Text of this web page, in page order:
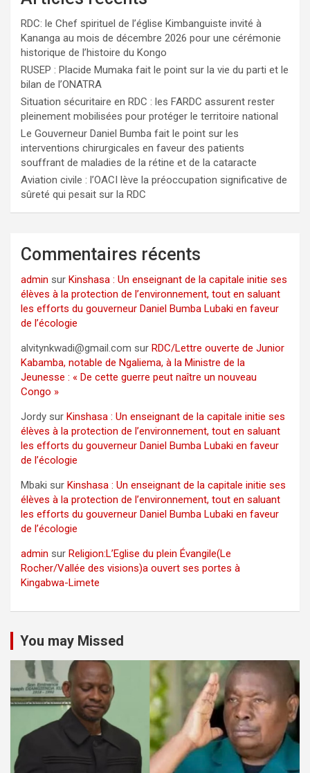
RDC: le Chef spirituel de l’église Kimbanguiste invité à
Kananga au mois de décembre 2026 pour une cérémonie
historique de l’histoire du Kongo
RUSEP : Placide Mumaka fait le point sur la vie du parti et le
bilan de l’ONATRA
Situation sécuritaire en RDC : les FARDC assurent rester
pleinement mobilisées pour protéger le territoire national
Le Gouverneur Daniel Bumba fait le point sur les
interventions chirurgicales en faveur des patients
souffrant de maladies de la rétine et de la cataracte
Aviation civile : l’OACI lève la préoccupation significative de
sûreté qui pesait sur la RDC
Commentaires récents
admin sur Kinshasa : Un enseignant de la capitale initie ses
élèves à la protection de l’environnement, tout en saluant
les efforts du gouverneur Daniel Bumba Lubaki en faveur
de l’écologie
alvitynkwadi@gmail.com sur RDC/Lettre ouverte de Junior
Kabamba, notable de Ngaliema, à la Ministre de la
Jeunesse : « De cette guerre peut naître un nouveau
Congo »
Jordy sur Kinshasa : Un enseignant de la capitale initie ses
élèves à la protection de l’environnement, tout en saluant
les efforts du gouverneur Daniel Bumba Lubaki en faveur
de l’écologie
Mbaki sur Kinshasa : Un enseignant de la capitale initie ses
élèves à la protection de l’environnement, tout en saluant
les efforts du gouverneur Daniel Bumba Lubaki en faveur
de l’écologie
admin sur Religion:L’Eglise du plein Évangile(Le
Rocher/Vallée des visions)a ouvert ses portes à
Kingabwa-Limete
You may Missed